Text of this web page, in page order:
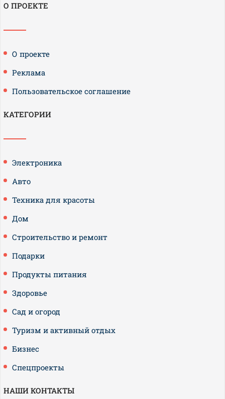
О ПРОЕКТЕ
О проекте
Реклама
Пользовательское соглашение
КАТЕГОРИИ
Электроника
Авто
Техника для красоты
Дом
Строительство и ремонт
Подарки
Продукты питания
Здоровье
Сад и огород
Туризм и активный отдых
Бизнес
Спецпроекты
НАШИ КОНТАКТЫ